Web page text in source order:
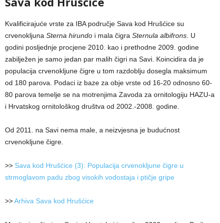
Kvalificirajuće vrste za IBA područje Sava kod Hrušćice su
crvenokljuna Sterna hirundo i mala čigra Sternula albifrons . U
godini posljednje procjene 2010. kao i prethodne 2009. godine
zabilježen je samo jedan par malih čigri na Savi. Koincidira da je
populacija crvenokljune čigre u tom razdoblju dosegla maksimum
od 180 parova. Podaci iz baze za obje vrste od 16-20 odnosno 60-
80 parova temelje se na motrenjima Zavoda za ornitologiju HAZU-a
i Hrvatskog ornitološkog društva od 2002.-2008. godine.
Od 2011. na Savi nema male, a neizvjesna je budućnost
crvenokljune čigre.
>> Sava kod Hrušćice (3): Populacija crvenokljune čigre u
strmoglavom padu zbog visokih vodostaja i ptičje gripe
>>Arhiva Sava kod Hrušćice